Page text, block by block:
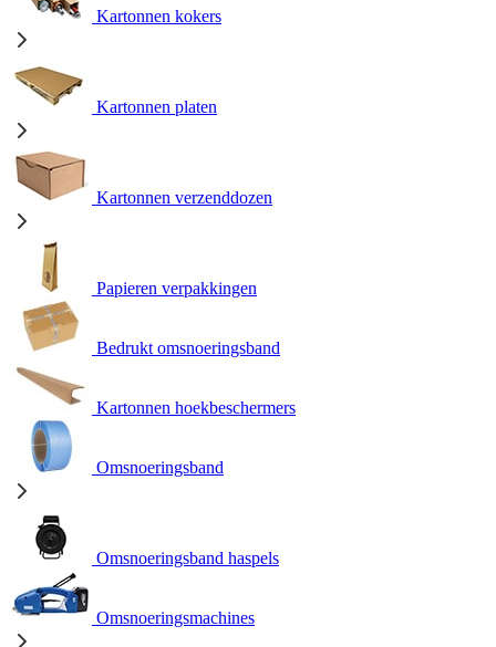
Kartonnen kokers
Kartonnen platen
Kartonnen verzenddozen
Papieren verpakkingen
Bedrukt omsnoeringsband
Kartonnen hoekbeschermers
Omsnoeringsband
Omsnoeringsband haspels
Omsnoeringsmachines